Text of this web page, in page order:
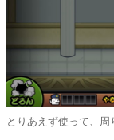
とりあえず使って、